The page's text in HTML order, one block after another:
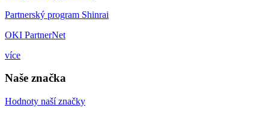
Partnerský program Shinrai
OKI PartnerNet
více
Naše značka
Hodnoty naší značky